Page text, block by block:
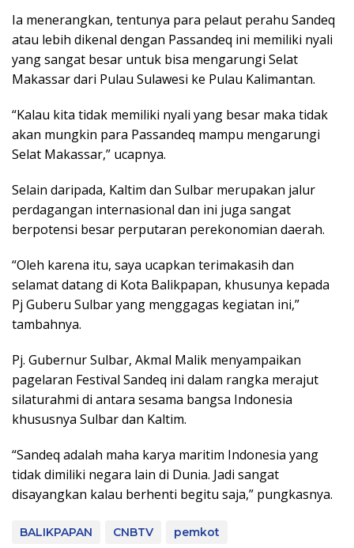
Ia menerangkan, tentunya para pelaut perahu Sandeq
atau lebih dikenal dengan Passandeq ini memiliki nyali
yang sangat besar untuk bisa mengarungi Selat
Makassar dari Pulau Sulawesi ke Pulau Kalimantan.
“Kalau kita tidak memiliki nyali yang besar maka tidak
akan mungkin para Passandeq mampu mengarungi
Selat Makassar,” ucapnya.
Selain daripada, Kaltim dan Sulbar merupakan jalur
perdagangan internasional dan ini juga sangat
berpotensi besar perputaran perekonomian daerah.
“Oleh karena itu, saya ucapkan terimakasih dan
selamat datang di Kota Balikpapan, khusunya kepada
Pj Guberu Sulbar yang menggagas kegiatan ini,”
tambahnya.
Pj. Gubernur Sulbar, Akmal Malik menyampaikan
pagelaran Festival Sandeq ini dalam rangka merajut
silaturahmi di antara sesama bangsa Indonesia
khususnya Sulbar dan Kaltim.
“Sandeq adalah maha karya maritim Indonesia yang
tidak dimiliki negara lain di Dunia. Jadi sangat
disayangkan kalau berhenti begitu saja,” pungkasnya.
BALIKPAPAN CNBTV pemkot